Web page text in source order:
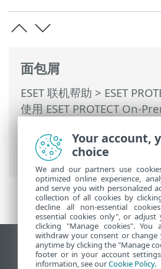
面包屑
ESET 联机帮助 > ESET
使用 ESET PROTECT On-
模板>动态组模板的规则>
查看桌面站点
End of Life
Your account,
choice
We and our partners use
optimized online experience,
and serve you with personalized
collection of all cookies by
decline all non-essential
essential cookies only", or
clicking "Manage cookies".
withdraw your consent or change
anytime by clicking the "Manage
footer or in your account
information, see ourCookie Policy.